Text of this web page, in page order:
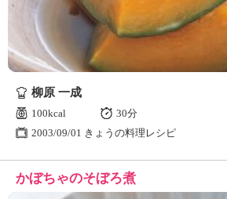
柳原 一成
100kcal
30分
2003/09/01 きょうの料理レシピ
かぼちゃのそぼろ煮